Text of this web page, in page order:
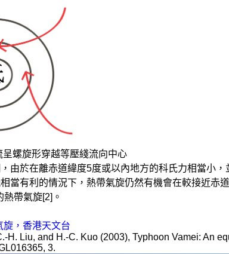
呈螺旋形穿越等壓綫流向中心
由於在離赤道緯度5度或以內地方的科氏力相當小
當有利的情況下，熱帶氣旋仍然有機會在較接近
熱帶氣旋[2]。
旋，香港天文台
H. Liu, and H.-C. Kuo (2003), Typhoon Vamei: An
3.